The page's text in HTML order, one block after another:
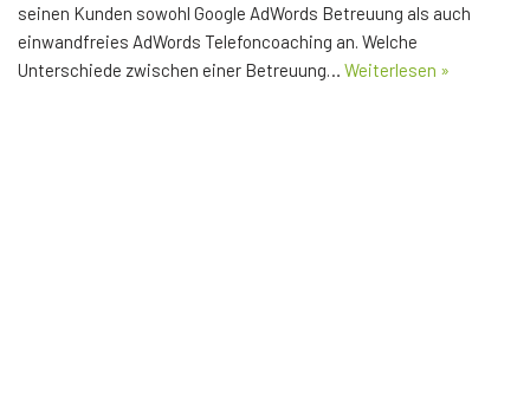
seinen Kunden sowohl Google AdWords Betreuung als auch
einwandfreies AdWords Telefoncoaching an. Welche
Unterschiede zwischen einer Betreuung… Weiterlesen »